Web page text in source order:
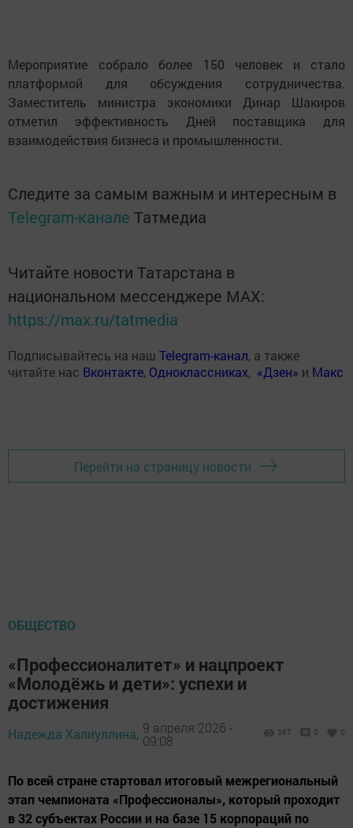
Мероприятие собрало более 150 человек и стало
платформой для обсуждения сотрудничества.
Заместитель министра экономики Динар Шакиров
отметил эффективность Дней поставщика для
взаимодействия бизнеса и промышленности.
Следите за самым важным и интересным в
Telegram-канале Татмедиа
Читайте новости Татарстана в
национальном мессенджере MАХ:
https://max.ru/tatmedia
Подписывайтесь на наш Telegram-канал, а также
читайте нас Вконтакте, Одноклассниках, «Дзен» и Макс
Перейти на страницу новости
ОБЩЕСТВО
«Профессионалитет» и нацпроект
«Молодёжь и дети»: успехи и
достижения
Надежда Халиуллина, 9 апреля 2026 -
09:08
367 0 0
По всей стране стартовал итоговый межрегиональный
этап чемпионата «Профессионалы», который проходит
в 32 субъектах России и на базе 15 корпораций по